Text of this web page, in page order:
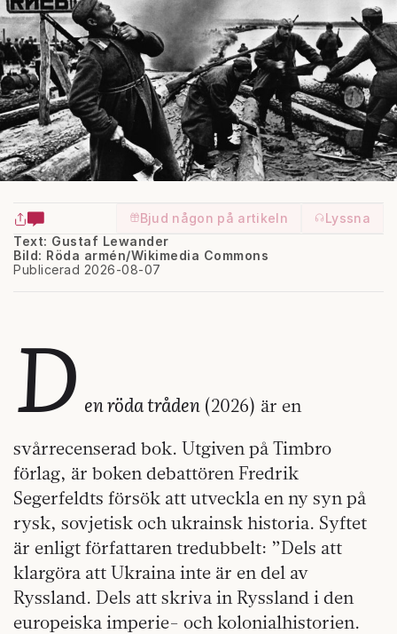
Bjud någon på artikeln
Lyssna
Text: Gustaf Lewander
Publicerad 2026-08-07
Bild: Röda armén/Wikimedia Commons
D en röda tråden (2026) är en
svårrecenserad bok. Utgiven på Timbro
förlag, är boken debattören Fredrik
Segerfeldts försök att utveckla en ny syn på
rysk, sovjetisk och ukrainsk historia. Syftet
är enligt författaren tredubbelt: ”Dels att
klargöra att Ukraina inte är en del av
Ryssland. Dels att skriva in Ryssland i den
europeiska imperie- och kolonialhistorien.